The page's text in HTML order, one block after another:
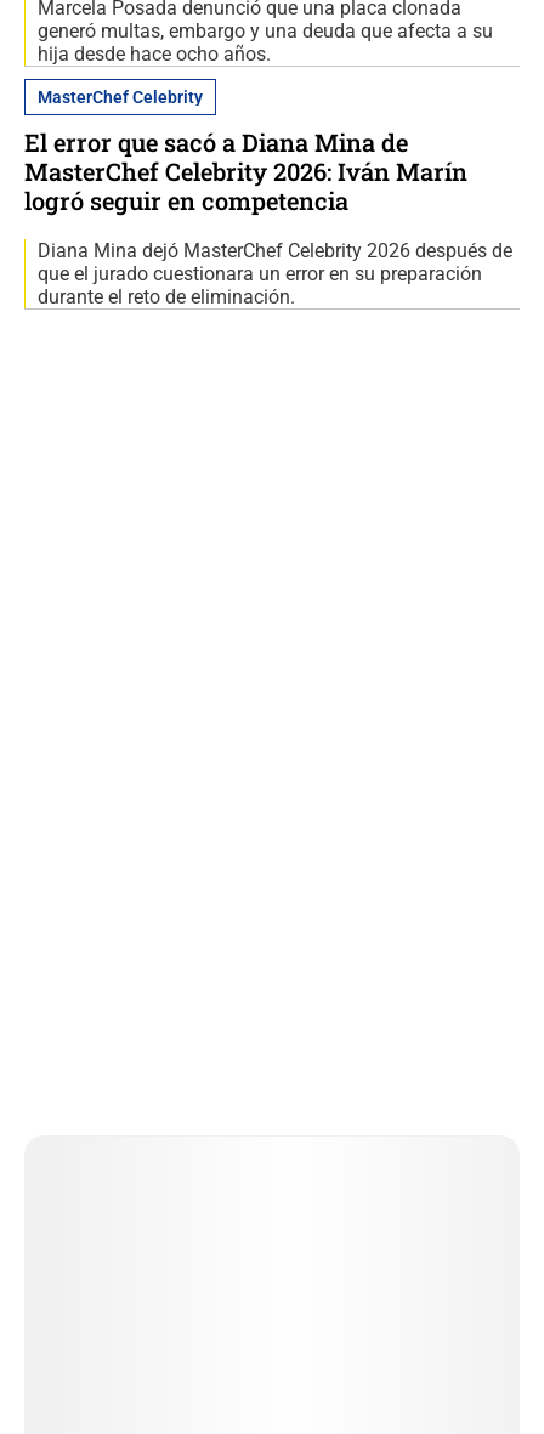
Marcela Posada denunció que una placa clonada
generó multas, embargo y una deuda que afecta a su
hija desde hace ocho años.
MasterChef Celebrity
El error que sacó a Diana Mina de
MasterChef Celebrity 2026: Iván Marín
logró seguir en competencia
Diana Mina dejó MasterChef Celebrity 2026 después de
que el jurado cuestionara un error en su preparación
durante el reto de eliminación.